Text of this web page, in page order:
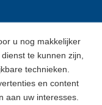
u nog makkelijker
te kunnen zijn,
technieken.
en content
aan uw interesses.